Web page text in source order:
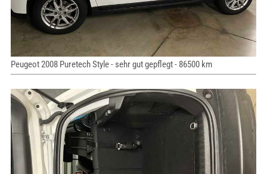
Peugeot 2008 Puretech Style - sehr gut gepflegt - 86500 km